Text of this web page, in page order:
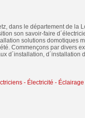
dans le département de la
son savoir-faire
solutions domotiques
Commençons par divers
d´installation, d´installation
- Électricité -